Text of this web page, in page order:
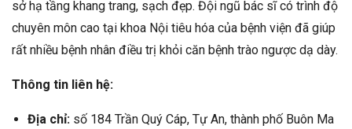
sở hạ tầng khang trang, sạch đẹp. Đội ngũ bác sĩ có trình độ
chuyên môn cao tại khoa Nội tiêu hóa của bệnh viện đã giúp
rất nhiều bệnh nhân điều trị khỏi căn bệnh trào ngược dạ dày.
Thông tin liên hệ:
Địa chỉ: số 184 Trần Quý Cáp, Tự An, thành phố Buôn Ma